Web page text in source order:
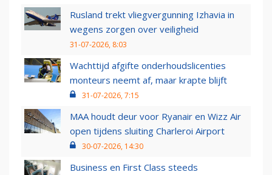
Rusland trekt vliegvergunning Izhavia in
wegens zorgen over veiligheid
31-07-2026, 8:03
Wachttijd afgifte onderhoudslicenties
monteurs neemt af, maar krapte blijft
31-07-2026, 7:15
MAA houdt deur voor Ryanair en Wizz Air
open tijdens sluiting Charleroi Airport
30-07-2026, 14:30
Business en First Class steeds